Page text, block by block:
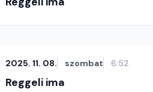
2025. 11. 08. szombat 6:52
Reggeli ima